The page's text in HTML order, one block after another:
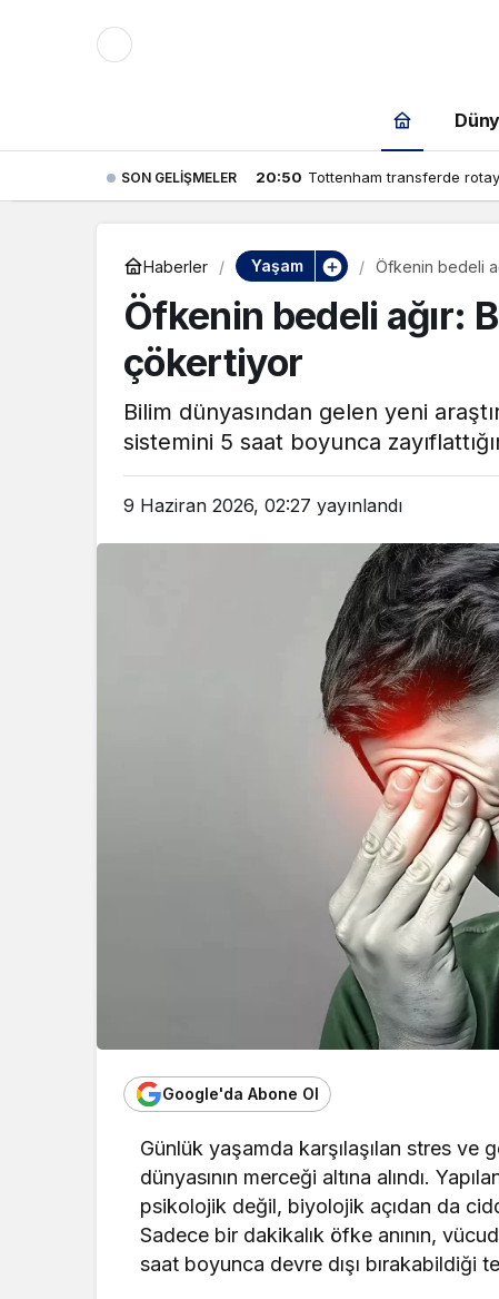
Mod
SON GELIŞMELER 20:50 Tottenham transferde
Haberler Yaşam Öfkenin bedeli
Öfkenin bedeli ağır:
çökertiyor
Bilim dünyasından gelen yeni
sistemini 5 saat boyunca
9 Haziran 2026, 02:27 yayınlandı
Google'da Abone Ol
Günlük yaşamda karşılaşılan stres
dünyasının merceği altına alındı.
psikolojik değil, biyolojik açıdan da
Sadece bir dakikalık öfke anının,
saat boyunca devre dışı bırakabildiği